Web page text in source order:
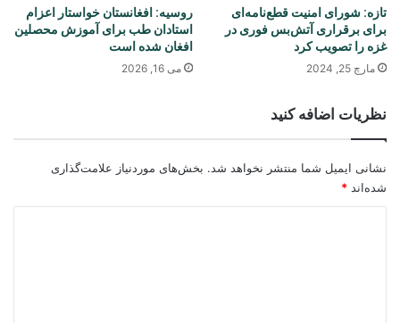
تازه: شورای امنیت قطع‌نامه‌ای
برای برقراری آتش‌بس فوری در
غزه را تصویب کرد
مارچ 25, 2024
روسیه: افغانستان خواستار اعزام
استادان طب برای آموزش محصلین
افغان شده است
می 16, 2026
نظریات اضافه کنید
نشانی ایمیل شما منتشر نخواهد شد. بخش‌های موردنیاز علامت‌گذاری
شده‌اند *